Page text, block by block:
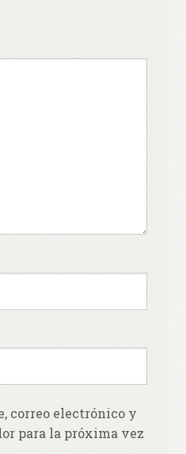
correo electrónico y
para la próxima vez